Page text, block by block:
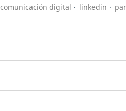
comunicación digital linkedin